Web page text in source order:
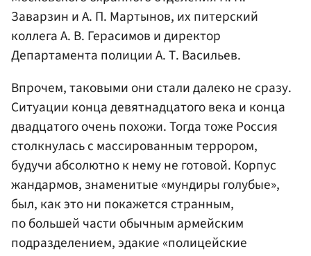
Заварзин и А. П. Мартынов, их питерский
коллега А. В. Герасимов и директор
Департамента полиции А. Т. Васильев.
Впрочем, таковыми они стали далеко не сразу.
Ситуации конца девятнадцатого века и конца
двадцатого очень похожи. Тогда тоже Россия
столкнулась с массированным террором,
будучи абсолютно к нему не готовой. Корпус
жандармов, знаменитые «мундиры голубые»,
был, как это ни покажется странным,
по большей части обычным армейским
подразделением, эдакие «полицейские